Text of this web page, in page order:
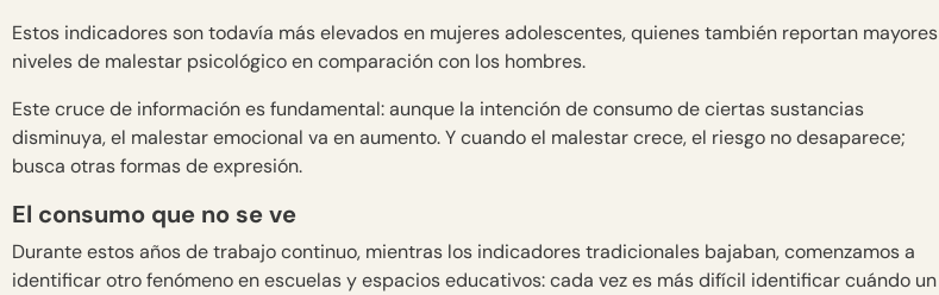
Estos indicadores son todavía más elevados en mujeres adolescentes, quienes también reportan mayores
niveles de malestar psicológico en comparación con los hombres.
Este cruce de información es fundamental: aunque la intención de consumo de ciertas sustancias
disminuya, el malestar emocional va en aumento. Y cuando el malestar crece, el riesgo no desaparece;
busca otras formas de expresión.
El consumo que no se ve
Durante estos años de trabajo continuo, mientras los indicadores tradicionales bajaban, comenzamos a
identificar otro fenómeno en escuelas y espacios educativos: cada vez es más difícil identificar cuándo un